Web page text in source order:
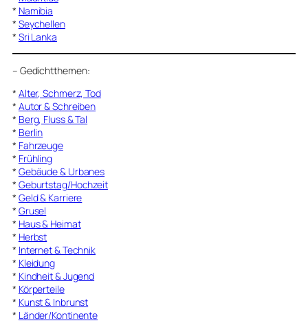
* Namibia
* Seychellen
* Sri Lanka
– Gedichtthemen:
* Alter, Schmerz, Tod
* Autor & Schreiben
* Berg, Fluss & Tal
* Berlin
* Fahrzeuge
* Frühling
* Gebäude & Urbanes
* Geburtstag/Hochzeit
* Geld & Karriere
* Grusel
* Haus & Heimat
* Herbst
* Internet & Technik
* Kleidung
* Kindheit & Jugend
* Körperteile
* Kunst & Inbrunst
* Länder/Kontinente